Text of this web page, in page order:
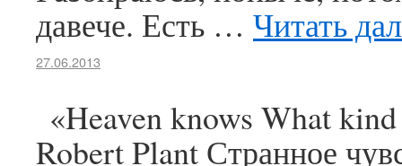
давече. Есть … Читать
27.06.2013
«Heaven knows What
Robert Plant Странное